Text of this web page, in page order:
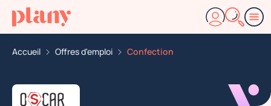
Accueil Offres d'emploi Confection